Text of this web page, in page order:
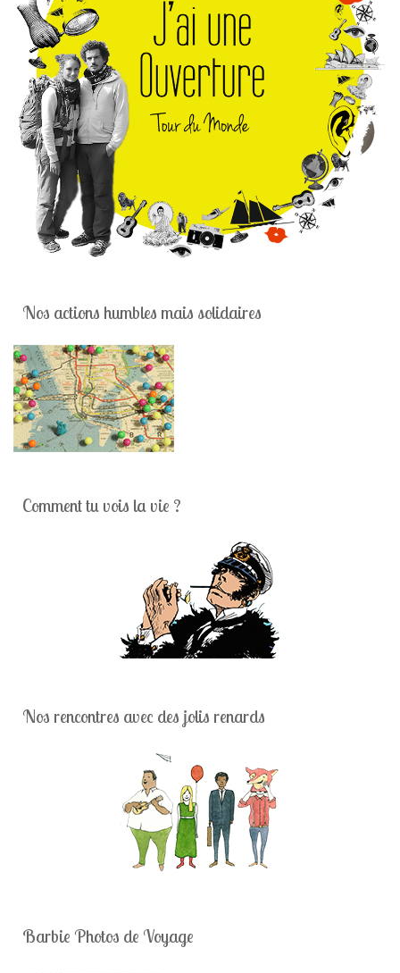
Nos actions humbles mais solidaires
Comment tu vois la vie ?
Nos rencontres avec des jolis renards
Barbie Photos de Voyage